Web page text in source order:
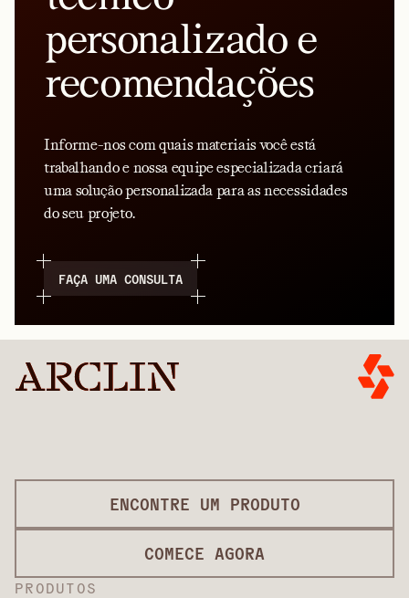
personalizado e
recomendações
Informe-nos com quais materiais você está
trabalhando e nossa equipe especializada criará
uma solução personalizada para as necessidades
do seu projeto.
FAÇA UMA CONSULTA
PRODUTOS
ENCONTRE UM PRODUTO
COMECE AGORA